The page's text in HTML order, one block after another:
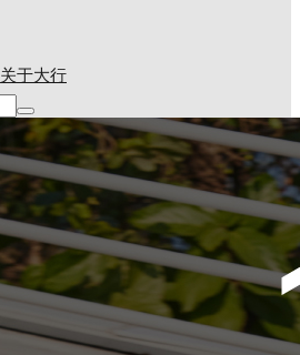
关于大行